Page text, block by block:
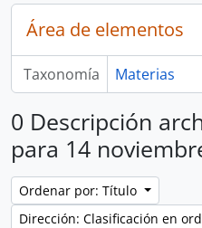
Área de elementos
Taxonomía Materias
0 Descripción
para 14
Ordenar por: Título
Dirección: Clasificación en